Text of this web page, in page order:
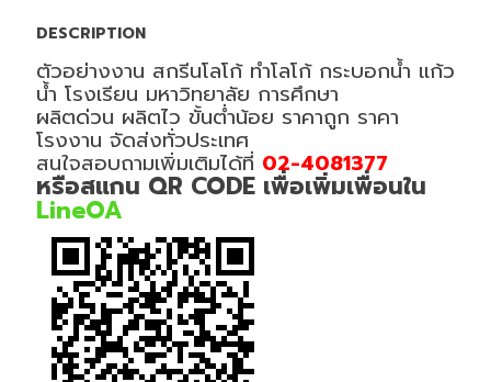
DESCRIPTION
ตัวอย่างงาน สกรีนโลโก้ ทำโลโก้ กระบอกน้ำ แก้ว
น้ำ โรงเรียน มหาวิทยาลัย การศึกษา
ผลิตด่วน ผลิตไว ขั้นต่ำน้อย ราคาถูก ราคา
โรงงาน จัดส่งทั่วประเทศ
สนใจสอบถามเพิ่มเติมได้ที่ 02-4081377
หรือสแกน QR CODE เพื่อเพิ่มเพื่อนใน
LineOA